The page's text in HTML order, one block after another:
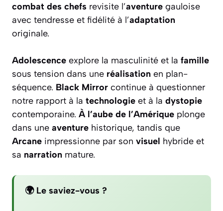
combat des chefs revisite l’aventure gauloise
avec tendresse et fidélité à l’adaptation
originale.
Adolescence explore la masculinité et la famille
sous tension dans une réalisation en plan-
séquence. Black Mirror continue à questionner
notre rapport à la technologie et à la dystopie
contemporaine. À l’aube de l’Amérique plonge
dans une aventure historique, tandis que
Arcane impressionne par son visuel hybride et
sa narration mature.
🌍 Le saviez-vous ?